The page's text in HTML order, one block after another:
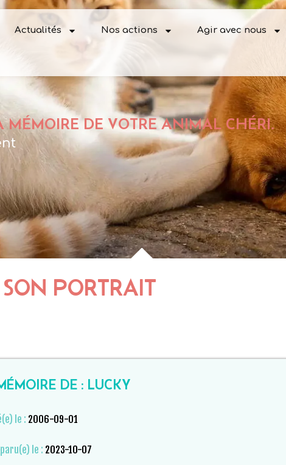
Actualités Nos actions Agir avec nous
MÉMOIRE DE VOTRE ANIMAL CHÉRI.
SON PORTRAIT
DE : LUCKY
le : 2006-09-01
le : 2023-10-07